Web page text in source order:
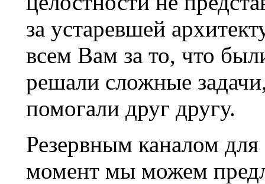
за устаревшей
всем Вам за то, что
решали сложные
помогали друг другу.
Резервным каналом
момент мы можем